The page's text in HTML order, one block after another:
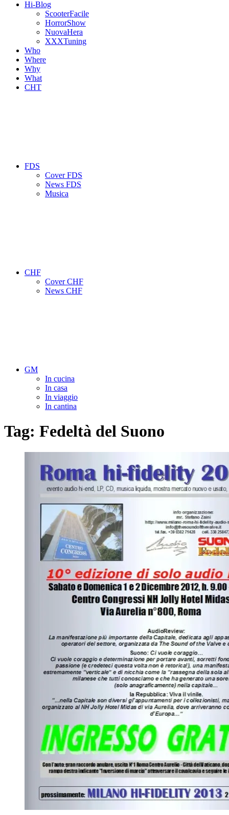
Hi-Blog
ScooterFacile
HorrorShow
NuovaHera
XXXTuning
Who
Where
Why
What
CHT
FDS
Cover FDS
News FDS
Musica
CHF
Cover CHF
News CHF
GM
In cucina
In casa
In viaggio
In cantina
Tag: Fedeltà del Suono